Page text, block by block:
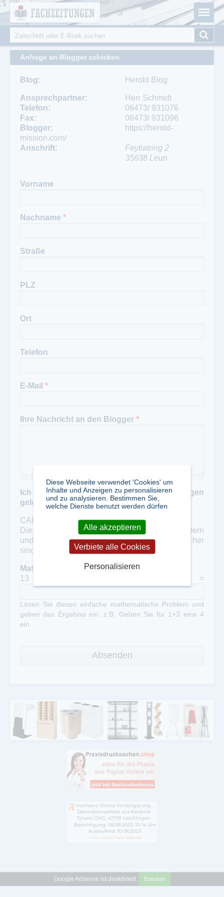
Fachzeitungen.de - Das unabhängige Portal für
Fachmagazine Fachpublikationen & eBooks
Suchformular
Suche
Anfrage an Blogger schicken
Blog: Herold Blog
Ansprechpartner:
Herr Schmidt
Telefon:
06473/ 931076
Fax:
06473/ 931096
Blogger:
https://herold-
mission.com/
Anschrift:
Feytiatring 2
35638 Leun
Vorname
Nachname *
Straße
PLZ
Ort
Telefon
E-Mail *
Ihre Nachricht an den Blogger *
Ich habe die Datenschutzbestimmungen
gelesen und akzeptiert *
CAPTCHA
Diese Frage soll automatisierten Spam verhindern
und überprüft, ob Sie ein menschlicher Besucher
sind.
Mathematische Frage*
13 + 2 =
Lösen Sie dieses einfache mathematische Problem und
geben das Ergebnis ein. z.B. Geben Sie für 1+3 eine 4
ein.
Google Adsense ist deaktiviert. Erlauben
Cookie-Einstellungen
Diese Webseite verwendet 'Cookies' um
Inhalte und Anzeigen zu personalisieren
und zu analysieren. Bestimmen Sie,
welche Dienste benutzt werden dürfen
Alle akzeptieren
Verbiete alle Cookies
Personalisieren